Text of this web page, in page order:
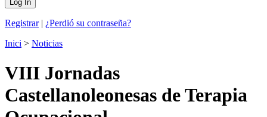
Registrar| ¿Perdió su contraseña?
Inici > Noticias
VIII Jornadas
Castellanoleonesas de Terapia